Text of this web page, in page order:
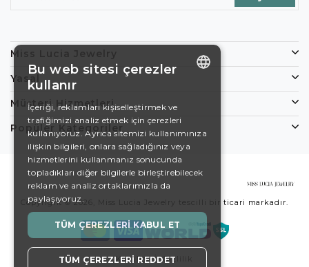
Miss Lucia Jewelry
Yasal
Müşteri Hizmetleri
Popüler Kategoriler
Copyright © 2026, Miss Lucia Jewelry tescilli bir ticari markadır.
Koşullar Gizlilik
DE
EN
SWEDISH
TURKISH
Bu web sitesi çerezler
kullanır
İçeriği, reklamları kişiselleştirmek ve
trafiğimizi analiz etmek için çerezleri
kullanıyoruz. Ayrıca sitemizi kullanımınıza
ilişkin bilgileri, onlara sağladığınız veya
hizmetlerini kullanmanız sonucunda
topladıkları diğer bilgilerle birleştirebilecek
reklam ve analiz ortaklarımızla da
paylaşıyoruz.
TÜM ÇEREZLERI KABUL ET
TÜM ÇEREZLERI REDDET